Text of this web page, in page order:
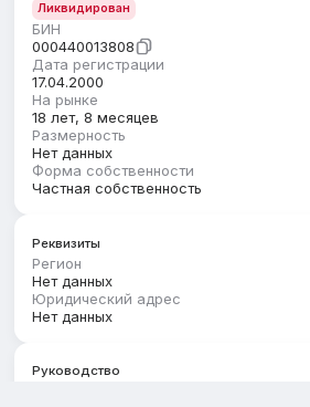
Ликвидирован
БИН
000440013808
Дата регистрации
17.04.2000
На рынке
18 лет, 8 месяцев
Размерность
Нет данных
Форма собственности
Частная собственность
Реквизиты
Регион
Нет данных
Юридический адрес
Нет данных
Руководство